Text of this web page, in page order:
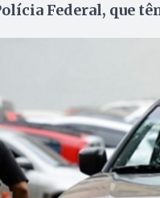
Federal, que